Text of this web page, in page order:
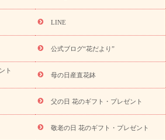
の誕生花(リンドウ)
当日配達特急便 お祝い商品一覧
い 退院祝い・快気祝い
ペットのお祝いフラワー
お供え・お悔やみの花
四十九日法要以
ー
ペットのお供えフラワー
お盆（新
LINE
公式ブログ“花だより”
ト
母の日産直花鉢
父の日 花のギフト・プレゼント
敬老の日 花のギフト・プレゼント